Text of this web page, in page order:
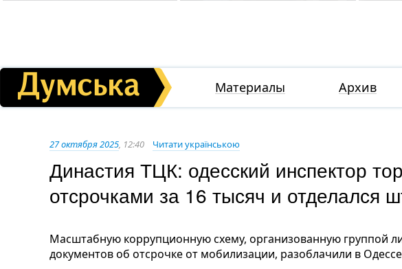
Материалы Архив
27 октября 2025, 12:40 Читати українською
Династия ТЦК: одесский инспектор
отсрочками за 16 тысяч и отделался
Масштабную коррупционную схему, организованную группой
документов об отсрочке от мобилизации, разоблачили в